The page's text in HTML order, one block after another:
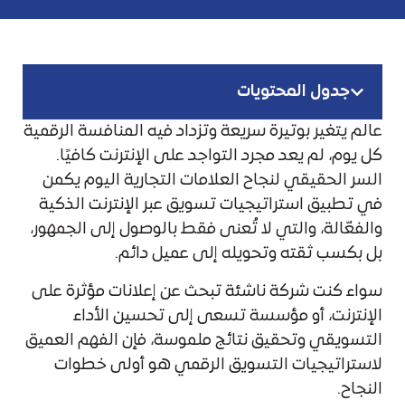
جدول المحتويات
عالم يتغير بوتيرة سريعة وتزداد فيه المنافسة الرقمية
كل يوم، لم يعد مجرد التواجد على الإنترنت كافيًا.
السر الحقيقي لنجاح العلامات التجارية اليوم يكمن
في تطبيق استراتيجيات تسويق عبر الإنترنت الذكية
والفعّالة، والتي لا تُعنى فقط بالوصول إلى الجمهور،
بل بكسب ثقته وتحويله إلى عميل دائم.
سواء كنت شركة ناشئة تبحث عن إعلانات مؤثرة على
الإنترنت، أو مؤسسة تسعى إلى تحسين الأداء
التسويقي وتحقيق نتائج ملموسة، فإن الفهم العميق
لاستراتيجيات التسويق الرقمي هو أولى خطوات
النجاح.